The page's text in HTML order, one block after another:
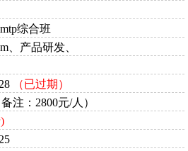
综合班
、产品研发、
（已过期）
注：2800元/人）